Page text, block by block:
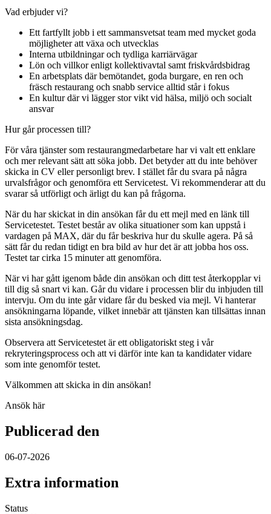
Vad erbjuder vi?
Ett fartfyllt jobb i ett sammansvetsat team med mycket goda
möjligheter att växa och utvecklas
Interna utbildningar och tydliga karriärvägar
Lön och villkor enligt kollektivavtal samt friskvårdsbidrag
En arbetsplats där bemötandet, goda burgare, en ren och
fräsch restaurang och snabb service alltid står i fokus
En kultur där vi lägger stor vikt vid hälsa, miljö och socialt
ansvar
Hur går processen till?
För våra tjänster som restaurangmedarbetare har vi valt ett enklare
och mer relevant sätt att söka jobb. Det betyder att du inte behöver
skicka in CV eller personligt brev. I stället får du svara på några
urvalsfrågor och genomföra ett Servicetest. Vi rekommenderar att du
svarar så utförligt och ärligt du kan på frågorna.
När du har skickat in din ansökan får du ett mejl med en länk till
Servicetestet. Testet består av olika situationer som kan uppstå i
vardagen på MAX, där du får beskriva hur du skulle agera. På så
sätt får du redan tidigt en bra bild av hur det är att jobba hos oss.
Testet tar cirka 15 minuter att genomföra.
När vi har gått igenom både din ansökan och ditt test återkopplar vi
till dig så snart vi kan. Går du vidare i processen blir du inbjuden till
intervju. Om du inte går vidare får du besked via mejl. Vi hanterar
ansökningarna löpande, vilket innebär att tjänsten kan tillsättas innan
sista ansökningsdag.
Observera att Servicetestet är ett obligatoriskt steg i vår
rekryteringsprocess och att vi därför inte kan ta kandidater vidare
som inte genomför testet.
Välkommen att skicka in din ansökan!
Ansök här
Publicerad den
06-07-2026
Extra information
Status